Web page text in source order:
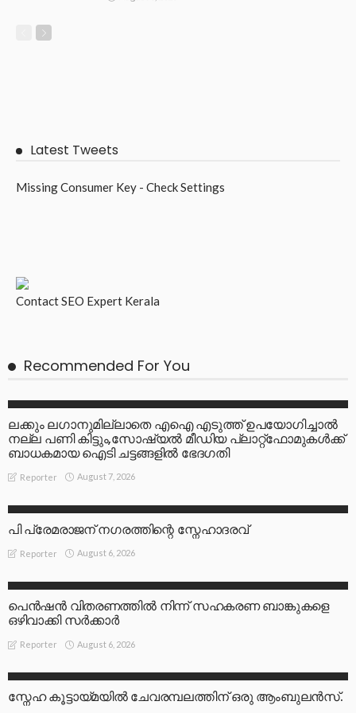
Latest Tweets
Missing Consumer Key - Check Settings
ContactSEO Expert Kerala
Recommended For You
ലക്കും ലഗാനുമില്ലാതെ എഐ എടുത്ത് ഉപയോഗിച്ചാല്‍
നല്ല പണി കിട്ടും,സോഷ്യല്‍ മീഡിയ പ്ലാറ്റ്‌ഫോമുകള്‍ക്ക്
ബാധകമായ ഐടി ചട്ടങ്ങളില്‍ ഭേദഗതി
Reporter August 7, 2026
പി പ്രേമരാജന് നഗരത്തിന്റെ സ്നേഹാദരവ്
Reporter August 6, 2026
പെൻഷൻ വിതരണത്തിൽ നിന്ന് സഹകരണ ബാങ്കുകളെ
ഒഴിവാക്കി സർക്കാർ
Reporter August 6, 2026
സ്നേഹ കൂട്ടായ്മയിൽ ചേവരമ്പലത്തിന് ഒരു ആംബുലൻസ്.